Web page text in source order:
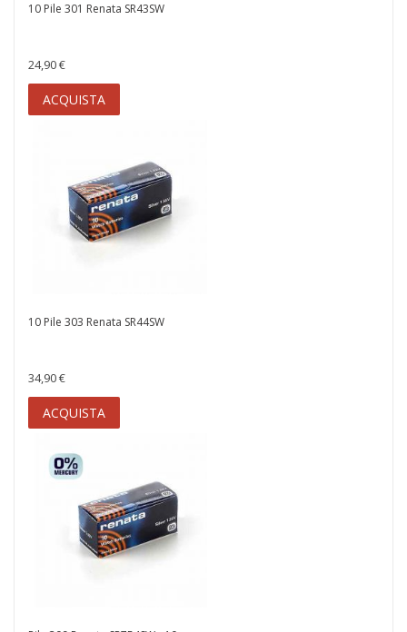
10 Pile 301 Renata SR43SW
24,90 €
ACQUISTA
10 Pile 303 Renata SR44SW
34,90 €
ACQUISTA